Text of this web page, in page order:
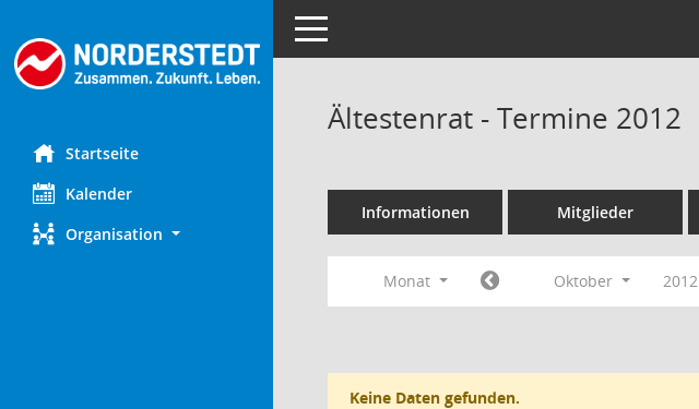
Startseite
Kalender
Organisation
Toggle navigation
Ältestenrat - Termine 2012
Informationen Mitglieder
Monat Oktober 2012
Keine Daten gefunden.